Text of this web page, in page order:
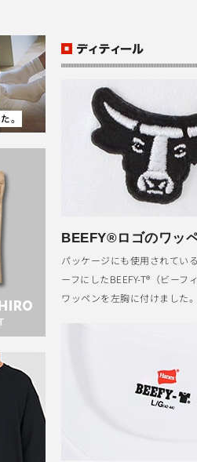
BEEFY®ロゴのワッ
パッケージにも使用されてい
ーフにしたBEEFY-T®（ビーフ
ワッペンを左胸に付けました